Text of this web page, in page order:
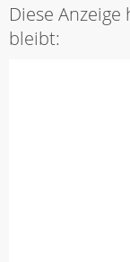
Diese
bleibt: